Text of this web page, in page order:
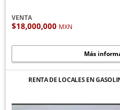
VENTA
$18,000,000 MXN
Más
RENTA DE LOCALES EN